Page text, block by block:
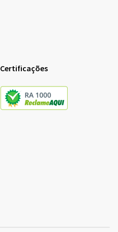
Certificações